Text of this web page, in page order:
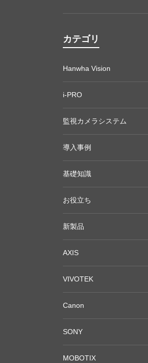
カテゴリ
Hanwha Vision
i-PRO
監視カメラシステム
導入事例
基礎知識
お役立ち
新製品
AXIS
VIVOTEK
Canon
SONY
MOBOTIX